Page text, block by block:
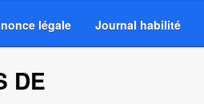
légale Journal habilité
DE